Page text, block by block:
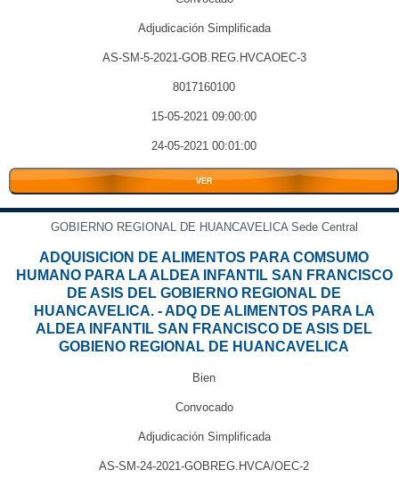
Adjudicación Simplificada
AS-SM-5-2021-GOB.REG.HVCAOEC-3
8017160100
15-05-2021 09:00:00
24-05-2021 00:01:00
VER
GOBIERNO REGIONAL DE HUANCAVELICA Sede Central
ADQUISICION DE ALIMENTOS PARA COMSUMO
HUMANO PARA LA ALDEA INFANTIL SAN FRANCISCO
DE ASIS DEL GOBIERNO REGIONAL DE
HUANCAVELICA. - ADQ DE ALIMENTOS PARA LA
ALDEA INFANTIL SAN FRANCISCO DE ASIS DEL
GOBIENO REGIONAL DE HUANCAVELICA
Bien
Convocado
Adjudicación Simplificada
AS-SM-24-2021-GOBREG.HVCA/OEC-2